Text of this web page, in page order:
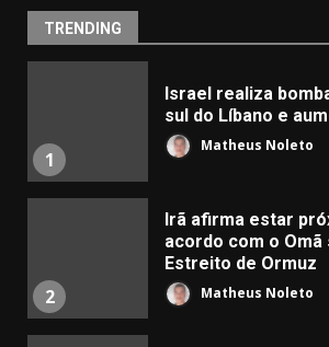
TRENDING
1
Israel realiza
sul do Líbano e
Matheus Noleto
2
Irã afirma estar
acordo com o Omã
Estreito de Ormuz
Matheus Noleto